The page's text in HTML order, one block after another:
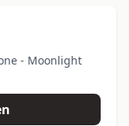
- Moonlight